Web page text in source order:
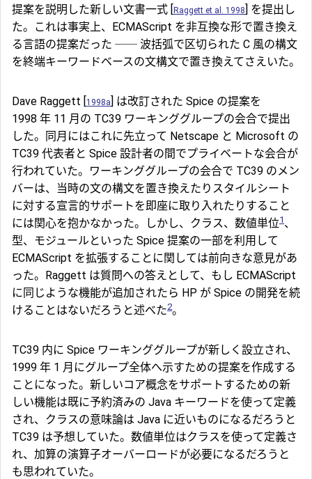
提案を説明した新しい文書一式 [Raggett et al. 1998] を提出し
た。これは事実上、ECMAScript を非互換な形で置き換え
る言語の提案だった ── 波括弧で区切られた C 風の構文
を終端キーワードベースの文構文で置き換えてさえいた。
Dave Raggett [1998a] は改訂された Spice の提案を
1998 年 11 月の TC39 ワーキンググループの会合で提出
した。同月にはこれに先立って Netscape と Microsoft の
TC39 代表者と Spice 設計者の間でプライベートな会合が
行われていた。ワーキンググループの会合で TC39 のメン
バーは、当時の文の構文を置き換えたりスタイルシート
に対する宣言的サポートを即座に取り入れたりすること
には関心を抱かなかった。しかし、クラス、数値単位1 、
型、モジュールといった Spice 提案の一部を利用して
ECMAScript を拡張することに関しては前向きな意見があ
った。Raggett は質問への答えとして、もし ECMAScript
に同じような機能が追加されたら HP が Spice の開発を続
けることはないだろうと述べた2。
TC39 内に Spice ワーキンググループが新しく設立され、
1999 年 1 月にグループ全体へ示すための提案を作成する
ことになった。新しいコア概念をサポートするための新
しい機能は既に予約済みの Java キーワードを使って定義
され、クラスの意味論は Java に近いものになるだろうと
TC39 は予想していた。数値単位はクラスを使って定義さ
れ、加算の演算子オーバーロードが必要になるだろうと
も思われていた。